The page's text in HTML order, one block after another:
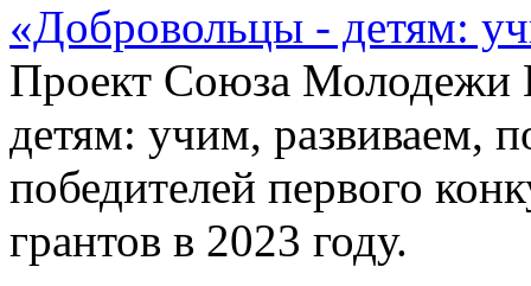
«Добровольцы - детям:
Проект Союза Молодежи
детям: учим, развиваем,
победителей первого
грантов в 2023 году.